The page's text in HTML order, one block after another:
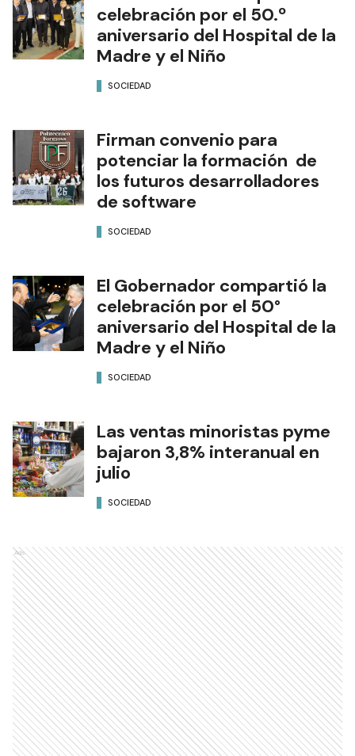
celebración por el 50.º
aniversario del Hospital de la
Madre y el Niño
SOCIEDAD
Firman convenio para
potenciar la formación de
los futuros desarrolladores
de software
SOCIEDAD
El Gobernador compartió la
celebración por el 50°
aniversario del Hospital de la
Madre y el Niño
SOCIEDAD
Las ventas minoristas pyme
bajaron 3,8% interanual en
julio
SOCIEDAD
Ads